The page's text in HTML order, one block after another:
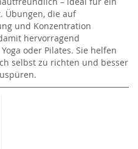
Übungen, die auf
und Konzentration
hervorragend
oder Pilates. Sie helfen
selbst zu richten und besser